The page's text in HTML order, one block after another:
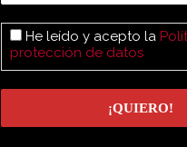
He leído y acepto la
protección de datos